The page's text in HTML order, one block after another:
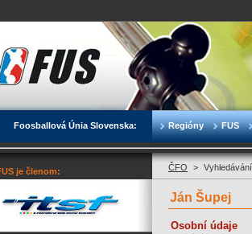
Foosballová Únia Slovenska: Regióny FUS
je členom: ČFO >
Ján Šupej
Osobní údaje